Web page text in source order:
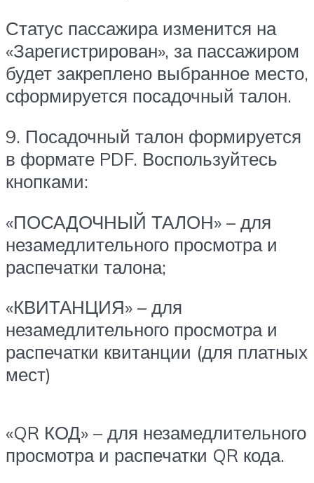
Статус пассажира изменится на
«Зарегистрирован», за пассажиром
будет закреплено выбранное место,
сформируется посадочный талон.
9. Посадочный талон формируется
в формате PDF. Воспользуйтесь
кнопками:
«ПОСАДОЧНЫЙ ТАЛОН» – для
незамедлительного просмотра и
распечатки талона;
«КВИТАНЦИЯ» – для
незамедлительного просмотра и
распечатки квитанции (для платных
мест)
«QR КОД» – для незамедлительного
просмотра и распечатки QR кода.